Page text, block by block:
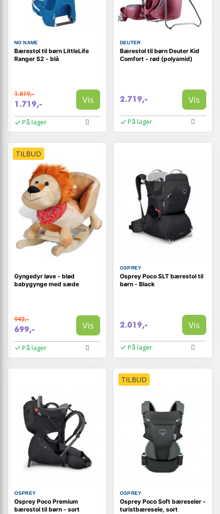
NO NAME
Bærestol til børn LittleLife
Ranger S2 - blå
1.819,-
1.719,- Vis
På lager
DEUTER
Bærestol til børn Deuter Kid
Comfort - rød (polyamid)
2.719,- Vis
På lager
TILBUD
Gyngedyr løve - blød
babygynge med sæde
942,-
699,- Vis
På lager
OSPREY
Osprey Poco SLT bærestol til
børn - Black
2.019,- Vis
På lager
OSPREY
Osprey Poco Premium
bærestol til børn - sort
TILBUD
OSPREY
Osprey Poco Soft bæreseler -
turistbæresele, sort